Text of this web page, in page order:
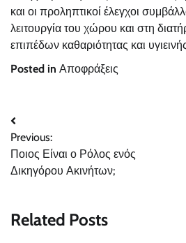
και οι προληπτικοί έλεγχοι
λειτουργία του χώρου και στη
επιπέδων καθαριότητας και
Posted in Αποφράξεις
Post
navigation
Previous:
Ποιος Είναι ο Ρόλος ενός
Δικηγόρου Ακινήτων;
Related Posts